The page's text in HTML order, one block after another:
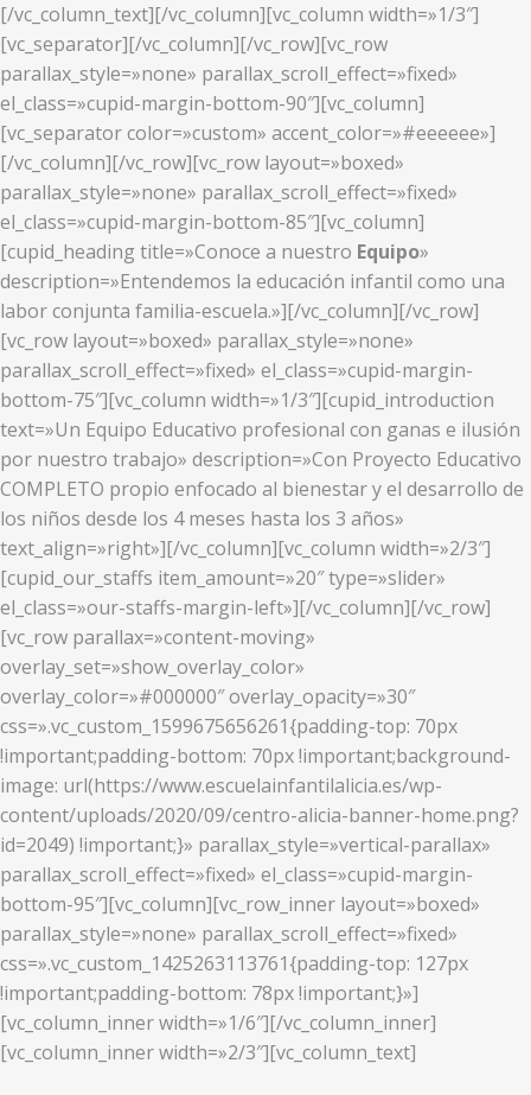
[/vc_column_text][/vc_column][vc_column width=»1/3″]
[vc_separator][/vc_column][/vc_row][vc_row
parallax_style=»none» parallax_scroll_effect=»fixed»
el_class=»cupid-margin-bottom-90″][vc_column]
[vc_separator color=»custom» accent_color=»#eeeeee»]
[/vc_column][/vc_row][vc_row layout=»boxed»
parallax_style=»none» parallax_scroll_effect=»fixed»
el_class=»cupid-margin-bottom-85″][vc_column]
[cupid_heading title=»Conoce a nuestro Equipo»
description=»Entendemos la educación infantil como una
labor conjunta familia-escuela.»][/vc_column][/vc_row]
[vc_row layout=»boxed» parallax_style=»none»
parallax_scroll_effect=»fixed» el_class=»cupid-margin-
bottom-75″][vc_column width=»1/3″][cupid_introduction
text=»Un Equipo Educativo profesional con ganas e ilusión
por nuestro trabajo» description=»Con Proyecto Educativo
COMPLETO propio enfocado al bienestar y el desarrollo de
los niños desde los 4 meses hasta los 3 años»
text_align=»right»][/vc_column][vc_column width=»2/3″]
[cupid_our_staffs item_amount=»20″ type=»slider»
el_class=»our-staffs-margin-left»][/vc_column][/vc_row]
[vc_row parallax=»content-moving»
overlay_set=»show_overlay_color»
overlay_color=»#000000″ overlay_opacity=»30″
css=».vc_custom_1599675656261{padding-top: 70px
!important;padding-bottom: 70px !important;background-
image: url(https://www.escuelainfantilalicia.es/wp-
content/uploads/2020/09/centro-alicia-banner-home.png?
id=2049) !important;}» parallax_style=»vertical-parallax»
parallax_scroll_effect=»fixed» el_class=»cupid-margin-
bottom-95″][vc_column][vc_row_inner layout=»boxed»
parallax_style=»none» parallax_scroll_effect=»fixed»
css=».vc_custom_1425263113761{padding-top: 127px
!important;padding-bottom: 78px !important;}»]
[vc_column_inner width=»1/6″][/vc_column_inner]
[vc_column_inner width=»2/3″][vc_column_text]